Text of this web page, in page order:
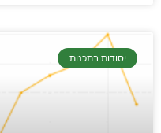
יסודות בתכנות